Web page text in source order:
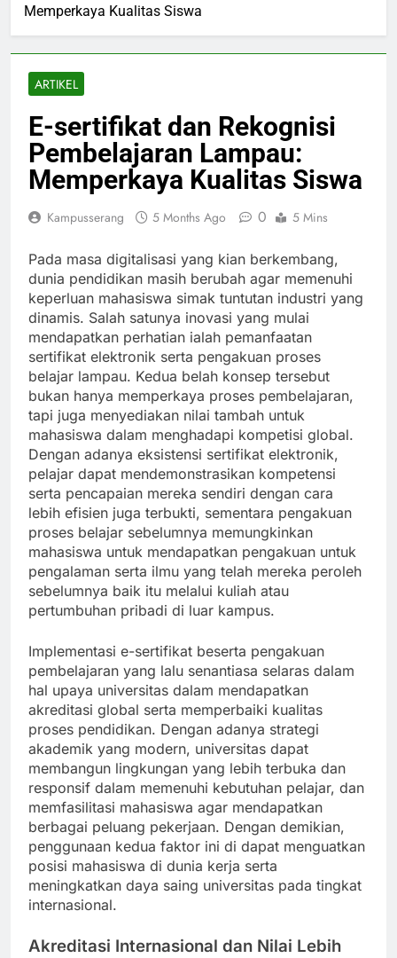
Memperkaya Kualitas Siswa
ARTIKEL
E-sertifikat dan Rekognisi
Pembelajaran Lampau:
Memperkaya Kualitas Siswa
Kampusserang 5 Months Ago 0 5 Mins
Pada masa digitalisasi yang kian berkembang,
dunia pendidikan masih berubah agar memenuhi
keperluan mahasiswa simak tuntutan industri yang
dinamis. Salah satunya inovasi yang mulai
mendapatkan perhatian ialah pemanfaatan
sertifikat elektronik serta pengakuan proses
belajar lampau. Kedua belah konsep tersebut
bukan hanya memperkaya proses pembelajaran,
tapi juga menyediakan nilai tambah untuk
mahasiswa dalam menghadapi kompetisi global.
Dengan adanya eksistensi sertifikat elektronik,
pelajar dapat mendemonstrasikan kompetensi
serta pencapaian mereka sendiri dengan cara
lebih efisien juga terbukti, sementara pengakuan
proses belajar sebelumnya memungkinkan
mahasiswa untuk mendapatkan pengakuan untuk
pengalaman serta ilmu yang telah mereka peroleh
sebelumnya baik itu melalui kuliah atau
pertumbuhan pribadi di luar kampus.
Implementasi e-sertifikat beserta pengakuan
pembelajaran yang lalu senantiasa selaras dalam
hal upaya universitas dalam mendapatkan
akreditasi global serta memperbaiki kualitas
proses pendidikan. Dengan adanya strategi
akademik yang modern, universitas dapat
membangun lingkungan yang lebih terbuka dan
responsif dalam memenuhi kebutuhan pelajar, dan
memfasilitasi mahasiswa agar mendapatkan
berbagai peluang pekerjaan. Dengan demikian,
penggunaan kedua faktor ini di dapat menguatkan
posisi mahasiswa di dunia kerja serta
meningkatkan daya saing universitas pada tingkat
internasional.
Akreditasi Internasional dan Nilai Lebih